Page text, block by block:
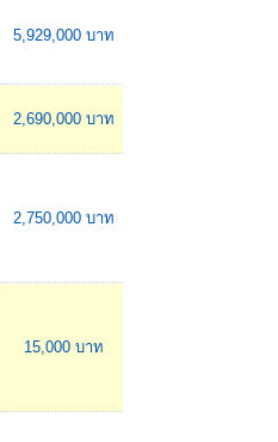
5,929,000 บาท
2,690,000 บาท
2,750,000 บาท
15,000 บาท